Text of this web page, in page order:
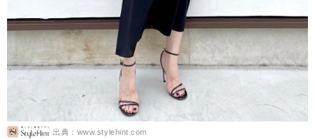
出典：www.stylehint.com